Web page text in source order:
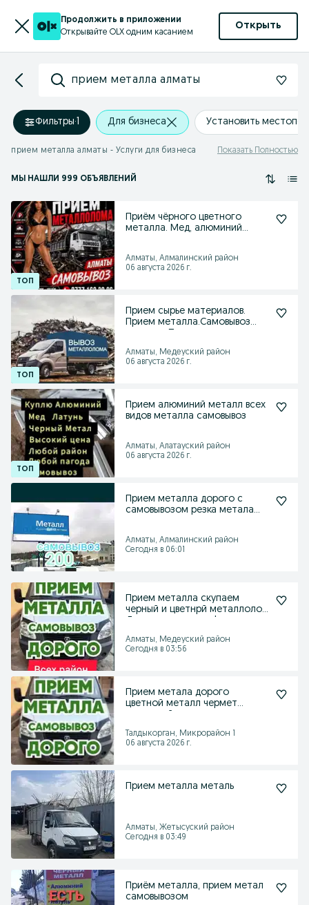
Продолжить в приложении
Открывайте OLX одним касанием
Открыть
прием металла алматы
Фильтры·1 Для бизнеса Установить
прием металла алматы - Услуги для бизнеса Показать Полностью
МЫ НАШЛИ 999 ОБЪЯВЛЕНИЙ
Приём чёрного цветного
металла. Мед, алюминий
Алматы, Алмалинский район
06 августа 2026 г.
Прием сырье материалов.
Прием металла.Самовывоз
Алматы, Медеуский район
06 августа 2026 г.
Прием алюминий металл всех
видов металла самовывоз
Алматы, Алатауский район
06 августа 2026 г.
Прием металла дорого с
самовывозом резка метала
Алматы, Алмалинский район
Сегодня в 06:01
Прием металла скупаем
черный и цветнрй металлолом
Алматы, Медеуский район
Сегодня в 03:56
Прием метала дорого
цветной металл чермет
Талдыкорган, Микрорайон 1
06 августа 2026 г.
Прием металла металь
Алматы, Жетысуский район
Сегодня в 03:49
Приём металла, прием метал
самовывозом